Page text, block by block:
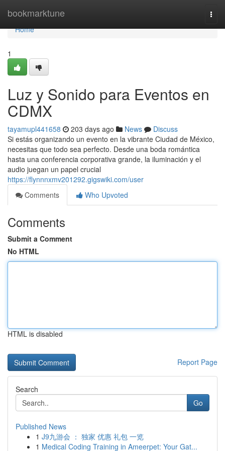
bookmarktune
Home
Home
1
Luz y Sonido para Eventos en
CDMX
tayamupl441658 203 days ago News
Discuss
Si estás organizando un evento en la vibrante Ciudad de México,
necesitas que todo sea perfecto. Desde una boda romántica
hasta una conferencia corporativa grande, la iluminación y el
audio juegan un papel crucial
https://flynnnxmv201292.gigswiki.com/user
Comments
Who Upvoted
Comments
Submit a Comment
No HTML
HTML is disabled
Report Page
Search
Go
Published News
1 J9九游会 ： 独家 优惠 礼包 一览
1 Medical Coding Training in Ameerpet: Your Gat...